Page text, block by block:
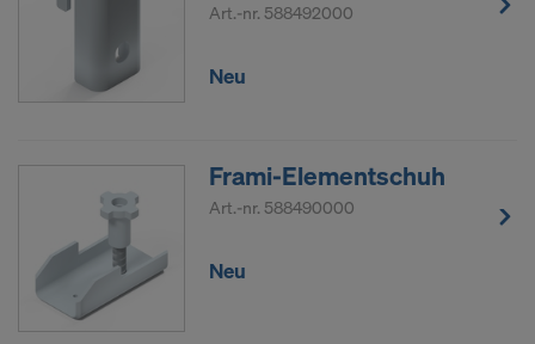
Art.-nr. 588492000
Neu
Frami-Elementschuh
Art.-nr. 588490000
Neu